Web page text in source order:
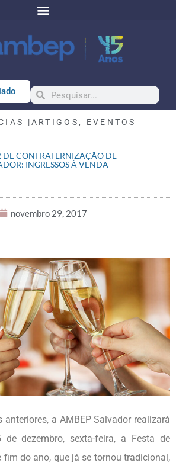
|ARTIGOS , EVENTOS
DE CONFRATERNIZAÇÃO DE
INGRESSOS À VENDA
novembro 29, 2017
anteriores, a AMBEP Salvador realizará
dezembro, sexta-feira, a Festa de
fim do ano, que já se tornou tradicional,